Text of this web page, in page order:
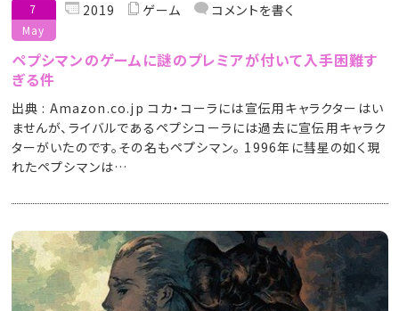
7
May
2019 ゲーム コメントを書く
ペプシマンのゲームに謎のプレミアが付いて入手困難す
ぎる件
出典 : Amazon.co.jp コカ・コーラには宣伝用キャラクターはい
ませんが、ライバルであるペプシコーラには過去に宣伝用キャラク
ターがいたのです。その名もペプシマン。 1996年に彗星の如く現
れたペプシマンは…